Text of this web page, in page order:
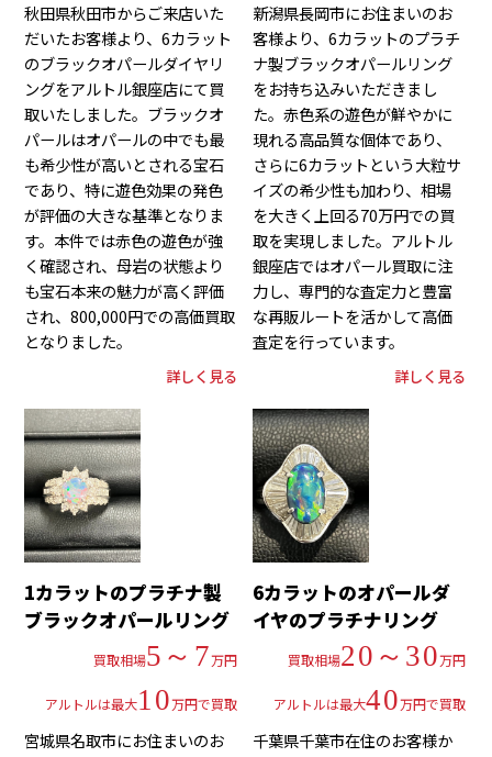
秋田県秋田市からご来店いた
だいたお客様より、6カラット
のブラックオパールダイヤリ
ングをアルトル銀座店にて買
取いたしました。ブラックオ
パールはオパールの中でも最
も希少性が高いとされる宝石
であり、特に遊色効果の発色
が評価の大きな基準となりま
す。本件では赤色の遊色が強
く確認され、母岩の状態より
も宝石本来の魅力が高く評価
され、800,000円での高価買取
となりました。
詳しく見る
新潟県長岡市にお住まいのお
客様より、6カラットのプラチ
ナ製ブラックオパールリング
をお持ち込みいただきまし
た。赤色系の遊色が鮮やかに
現れる高品質な個体であり、
さらに6カラットという大粒サ
イズの希少性も加わり、相場
を大きく上回る70万円での買
取を実現しました。アルトル
銀座店ではオパール買取に注
力し、専門的な査定力と豊富
な再販ルートを活かして高価
査定を行っています。
詳しく見る
1カラットのプラチナ製
ブラックオパールリング
買取相場5～7万円
アルトルは最大10万円で買取
宮城県名取市にお住まいのお
6カラットのオパールダ
イヤのプラチナリング
買取相場20～30万円
アルトルは最大40万円で買取
千葉県千葉市在住のお客様か